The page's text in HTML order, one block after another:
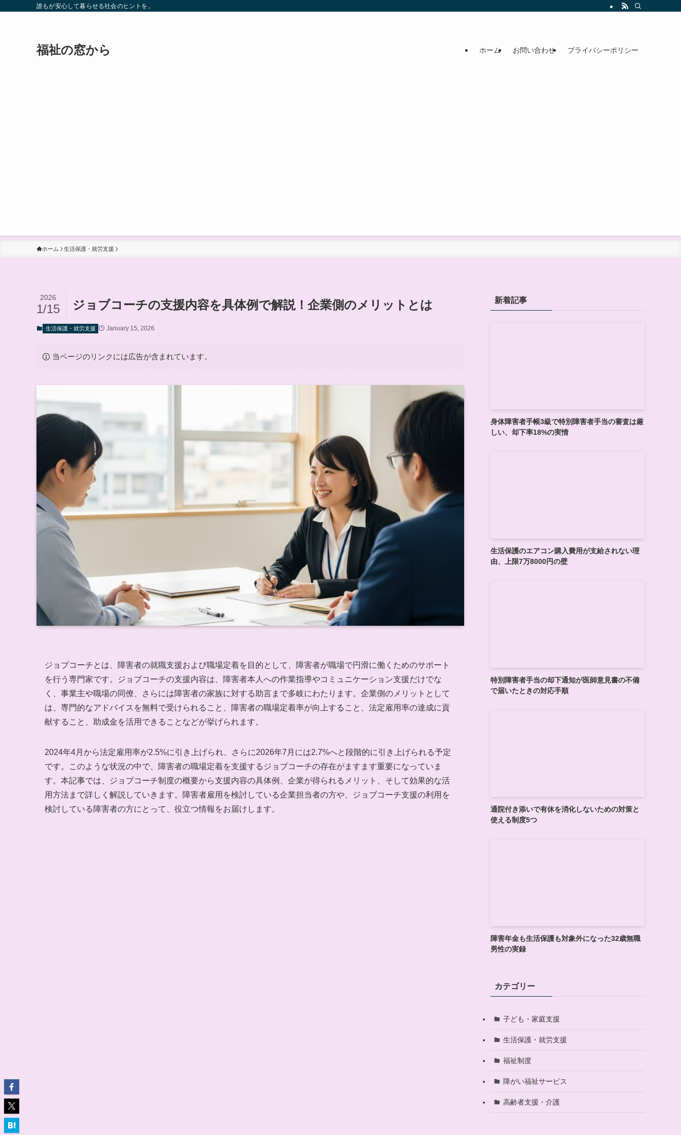
誰もが安心して暮らせる社会のヒントを。
福祉の窓から ホーム お問い合わせ プライバシーポリシー
ホーム 生活保護・就労支援
ジョブコーチの支援内容を具体例で解説！企業側のメリットとは
2026
1/15
生活保護・就労支援 January 15, 2026
当ページのリンクには広告が含まれています。
ジョブコーチとは、障害者の就職支援および職場定着を目的として、障害者が職場で円滑に働くためのサポート
を行う専門家です。ジョブコーチの支援内容は、障害者本人への作業指導やコミュニケーション支援だけでな
く、事業主や職場の同僚、さらには障害者の家族に対する助言まで多岐にわたります。企業側のメリットとして
は、専門的なアドバイスを無料で受けられること、障害者の職場定着率が向上すること、法定雇用率の達成に貢
献すること、助成金を活用できることなどが挙げられます。
2024年4月から法定雇用率が2.5%に引き上げられ、さらに2026年7月には2.7%へと段階的に引き上げられる予定
です。このような状況の中で、障害者の職場定着を支援するジョブコーチの存在がますます重要になっていま
す。本記事では、ジョブコーチ制度の概要から支援内容の具体例、企業が得られるメリット、そして効果的な活
用方法まで詳しく解説していきます。障害者雇用を検討している企業担当者の方や、ジョブコーチ支援の利用を
検討している障害者の方にとって、役立つ情報をお届けします。
新着記事
身体障害者手帳3級で特別障害者手当の審査は厳
しい、却下率18%の実情
生活保護のエアコン購入費用が支給されない理
由、上限7万8000円の壁
特別障害者手当の却下通知が医師意見書の不備
で届いたときの対応手順
通院付き添いで有休を消化しないための対策と
使える制度5つ
障害年金も生活保護も対象外になった32歳無職
男性の実録
カテゴリー
子ども・家庭支援
生活保護・就労支援
福祉制度
障がい福祉サービス
高齢者支援・介護